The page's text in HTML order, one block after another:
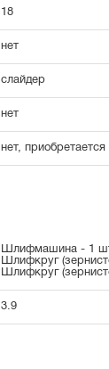
18
нет
слайдер
нет
нет, приобретается
Шлифмашина - 1
Шлифкруг
Шлифкруг
3.9